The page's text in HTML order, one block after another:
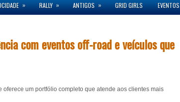
» RALLY » ANTIGOS » GRID GIRLS EVENTOS
com eventos off-road e veículos que
oferece um portfólio completo que atende aos clientes mais